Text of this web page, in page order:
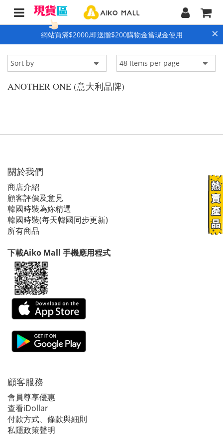
網站買滿$2000,即送贈$200購物金當現金使用 ×
ANOTHER ONE (意大利品牌)
關於我們
商店介紹
顧客評價及意見
韓國時裝為妳精選
韓國時裝(每天韓國同步更新)
所有商品
下載Aiko Mall 手機應用程式
顧客服務
會員尊享優惠
查看iDollar
付款方式、條款與細則
私隱政策聲明